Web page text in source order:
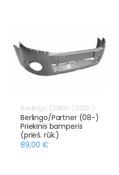
Berlingo (2008-/2012-)
Berlingo/Partner (08-)
Priekinis bamperis
(prieš. rūk.)
89,00 €